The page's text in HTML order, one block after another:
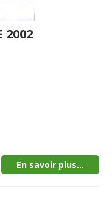
2002
En savoir plus...